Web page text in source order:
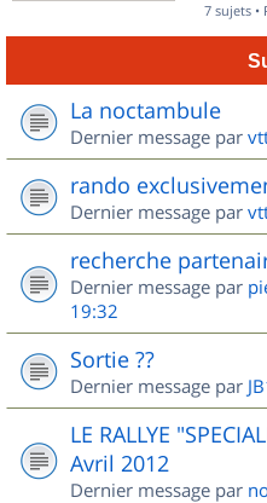
7 sujets •
La noctambule
Dernier message par
rando
Dernier message par
recherche
Dernier message par
19:32
Sortie ??
Dernier message par
LE RALLYE
Avril 2012
Dernier message par